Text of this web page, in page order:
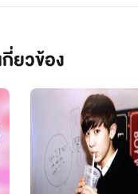
ยวข้อง